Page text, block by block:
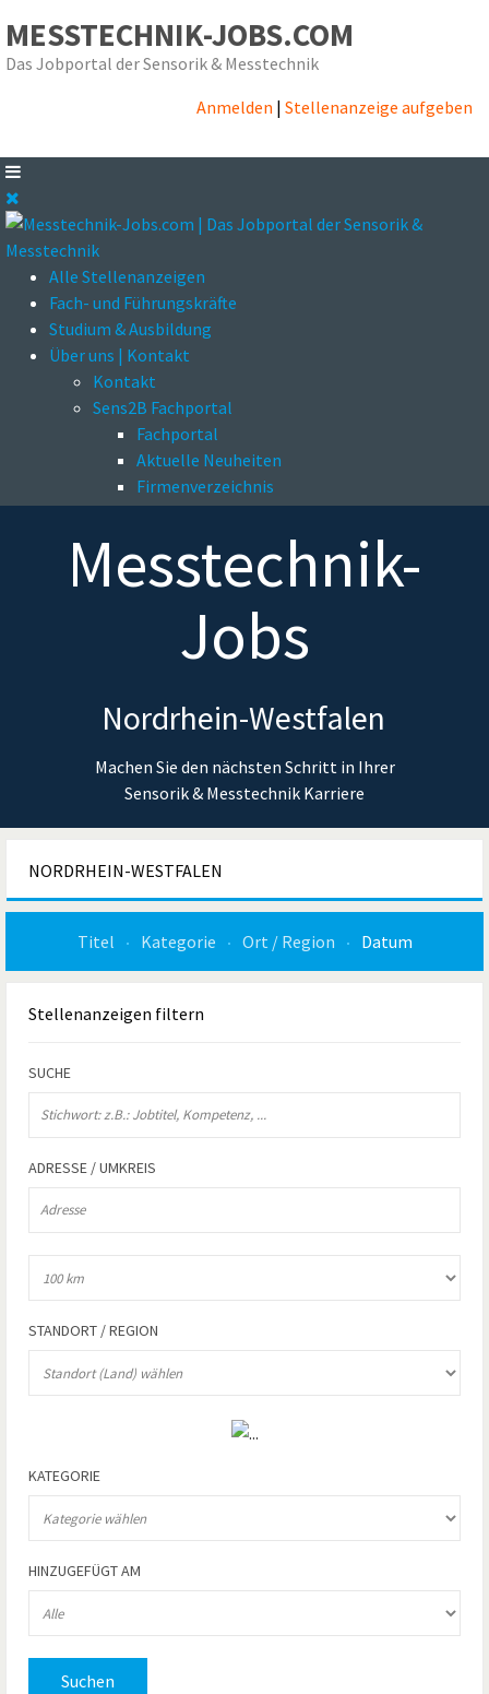
MESSTECHNIK-JOBS.COM
Das Jobportal der Sensorik & Messtechnik
Anmelden | Stellenanzeige aufgeben
Alle Stellenanzeigen
Fach- und Führungskräfte
Studium & Ausbildung
Über uns | Kontakt
Kontakt
Sens2B Fachportal
Fachportal
Aktuelle Neuheiten
Firmenverzeichnis
Messtechnik-
Jobs
Nordrhein-Westfalen
Machen Sie den nächsten Schritt in Ihrer
Sensorik & Messtechnik Karriere
NORDRHEIN-WESTFALEN
Titel Kategorie Ort / Region Datum
Stellenanzeigen filtern
SUCHE
ADRESSE / UMKREIS
STANDORT / REGION
KATEGORIE
HINZUGEFÜGT AM
Suchen